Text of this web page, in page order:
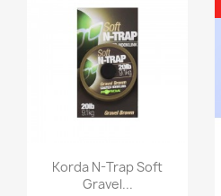
Vorschau
Korda N-Trap Soft
Gravel...